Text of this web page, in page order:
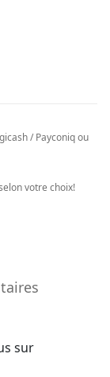
/ Payconiq ou
votre choix!
sur